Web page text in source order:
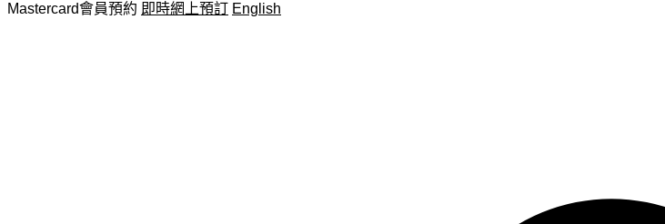
Mastercard會員預約 即時網上預訂 English